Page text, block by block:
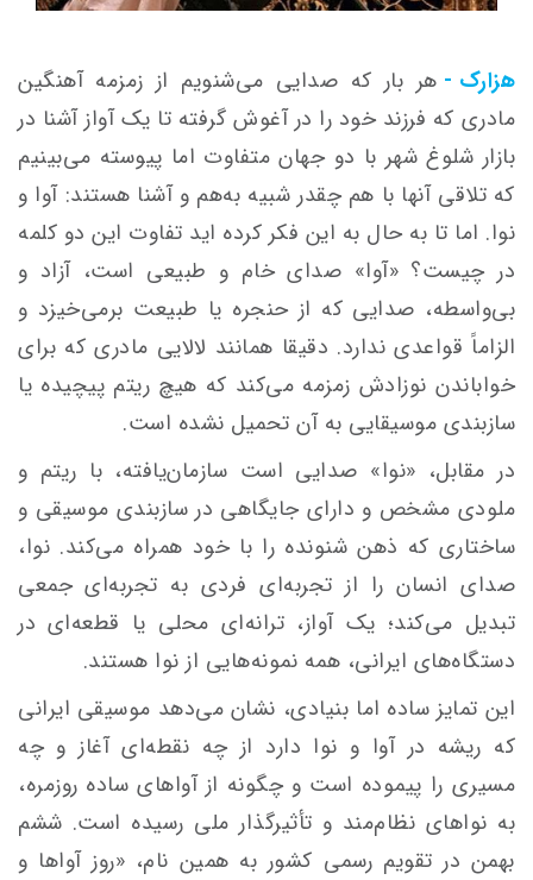
هزارک - هر بار که صدایی می‌شنویم از زمزمه‌ آهنگین
مادری که فرزند خود را در آغوش گرفته تا یک آواز آشنا در
بازار شلوغ شهر با دو جهان متفاوت اما پیوسته می‌بینیم
که تلاقی آنها با هم چقدر شبیه به‌هم و آشنا هستند: آوا و
نوا. اما تا به حال به این فکر کرده اید تفاوت این دو کلمه
در چیست؟ «آوا» صدای خام و طبیعی است، آزاد و
بی‌واسطه، صدایی که از حنجره یا طبیعت برمی‌خیزد و
الزاماً قواعدی ندارد. دقیقا همانند لالایی مادری که برای
خواباندن نوزادش زمزمه می‌کند که هیچ ریتم پیچیده یا
سازبندی موسیقایی به آن تحمیل نشده است.
در مقابل، «نوا» صدایی است سازمان‌یافته، با ریتم و
ملودی مشخص و دارای جایگاهی در سازبندی موسیقی و
ساختاری که ذهن شنونده را با خود همراه می‌کند. نوا،
صدای انسان را از تجربه‌ای فردی به تجربه‌ای جمعی
تبدیل می‌کند؛ یک آواز، ترانه‌ای محلی یا قطعه‌ای در
دستگاه‌های ایرانی، همه نمونه‌هایی از نوا هستند.
این تمایز ساده اما بنیادی، نشان می‌دهد موسیقی ایرانی
که ریشه در آوا و نوا دارد از چه نقطه‌ای آغاز و چه
مسیری را پیموده است و چگونه از آواهای ساده‌ روزمره،
به نواهای نظام‌مند و تأثیرگذار ملی رسیده است. ششم
بهمن در تقویم رسمی کشور به همین نام، «روز آواها و